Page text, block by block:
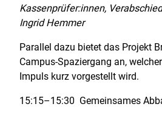
Kassenprüfer:innen,
Ingrid Hemmer
Parallel dazu bietet das Projekt
Campus-Spaziergang an,
Impuls kurz vorgestellt wird.
15:15–15:30 Gemeinsames